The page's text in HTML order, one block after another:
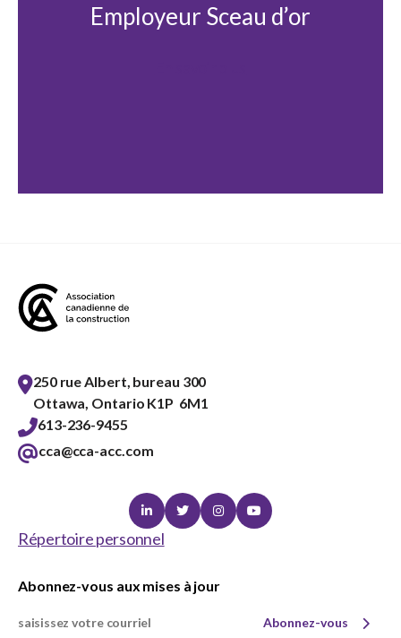
Employeur Sceau d’or
250 rue Albert, bureau 300
Ottawa, Ontario K1P 6M1
613-236-9455
cca@cca-acc.com
LinkedinTwitterInstagramYoutube
Répertoire personnel
Abonnez-vous aux mises à jour
Abonnez-vous